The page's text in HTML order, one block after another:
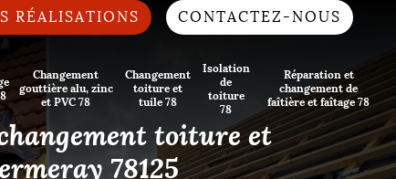
RÉALISATIONS CONTACTEZ-NOUS
Changement
gouttière alu, zinc
et PVC 78
Changement
toiture et
tuile 78
Isolation
de
toiture
78
Réparation et
changement de
faîtière et faîtage 78
toiture et
78125